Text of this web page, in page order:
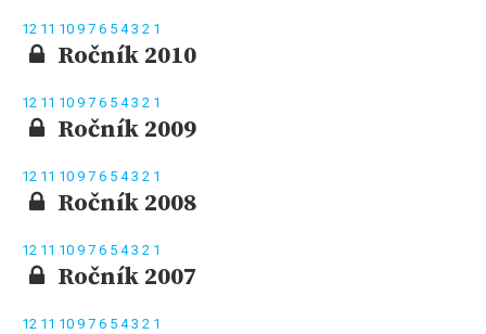
12 11 10 9 7 6 5 43 2 1
Ročník 2010
12 11 10 9 7 6 5 43 2 1
Ročník 2009
12 11 10 9 7 6 5 43 2 1
Ročník 2008
12 11 10 9 7 6 5 43 2 1
Ročník 2007
12 11 10 9 7 6 5 43 2 1